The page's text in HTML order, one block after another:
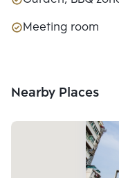
Meeting room
Nearby Places